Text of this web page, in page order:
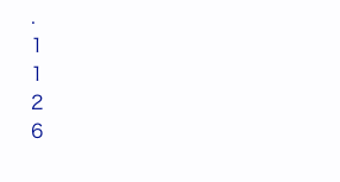
.
1
1
2
6